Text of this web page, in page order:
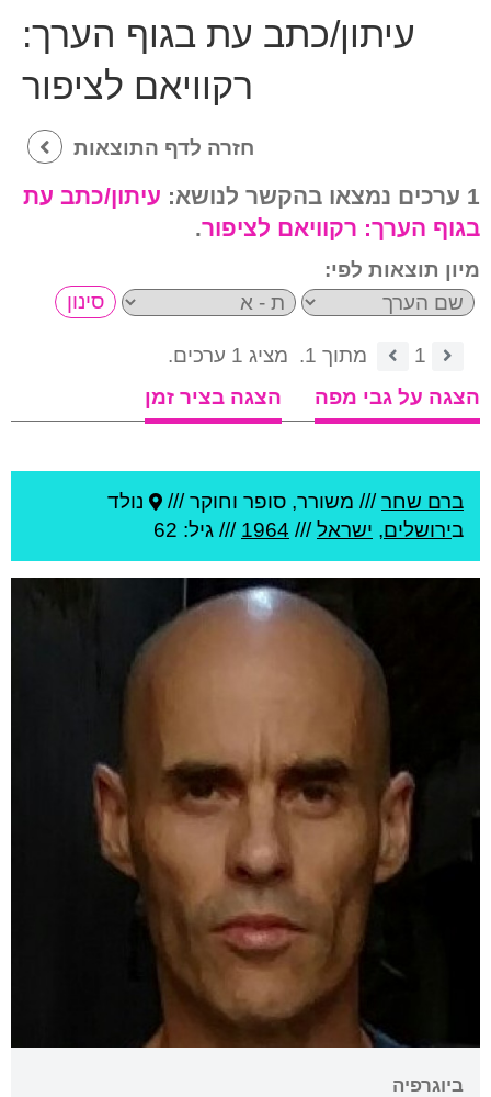
עיתון/כתב עת בגוף הערך:
רקוויאם לציפור
חזרה לדף התוצאות
1 ערכים נמצאו בהקשר לנושא:
עיתון/כתב עת
בגוף הערך: רקוויאם לציפור.
מיון תוצאות לפי:
1 מתוך 1.
מציג 1 ערכים.
הצגה על גבי מפה
הצגה בציר זמן
ברם שחר/// משורר, סופר וחוקר ///
נולד
בירושלים, ישראל///
1964 /// גיל: 62
ביוגרפיה